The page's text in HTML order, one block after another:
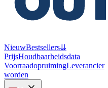
NieuwBestsellers⇊
PrijsHoudbaarheidsdata
VoorraadopruimingLeverancier
worden